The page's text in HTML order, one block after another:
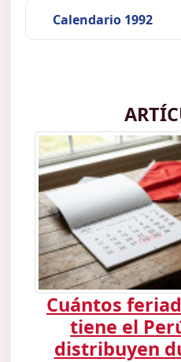
Calendario 1992
Cuántos
tiene el
distribuyen